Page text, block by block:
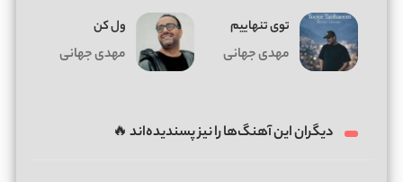
توی تنهاییم
مهدی جهانی
ول کن
مهدی جهانی
دیگران این آهنگ‌ها را نیز پسندیده‌اند 🔥